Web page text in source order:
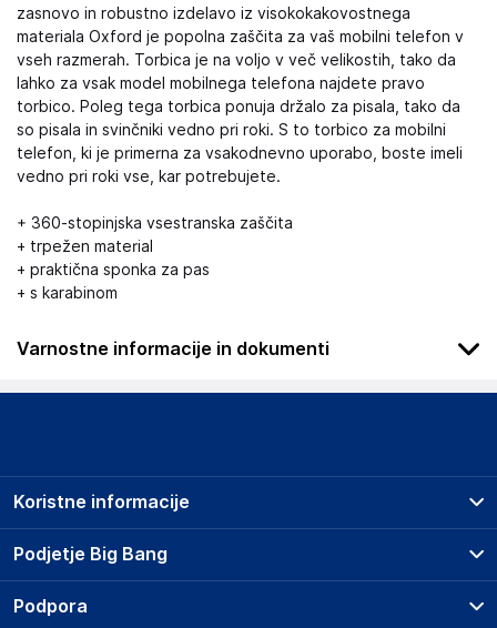
zasnovo in robustno izdelavo iz visokokakovostnega
materiala Oxford je popolna zaščita za vaš mobilni telefon v
vseh razmerah. Torbica je na voljo v več velikostih, tako da
lahko za vsak model mobilnega telefona najdete pravo
torbico. Poleg tega torbica ponuja držalo za pisala, tako da
so pisala in svinčniki vedno pri roki. S to torbico za mobilni
telefon, ki je primerna za vsakodnevno uporabo, boste imeli
vedno pri roki vse, kar potrebujete.
+ 360-stopinjska vsestranska zaščita
+ trpežen material
+ praktična sponka za pas
+ s karabinom
Varnostne informacije in dokumenti
.
izdelka in lahko vključujejo ključne varnostne informacije,
povezane z določenim izdelkom.
Podjetje Big Bang
O podjetju
Koristne informacije
Prodajna mesta
Storitve
Podpora